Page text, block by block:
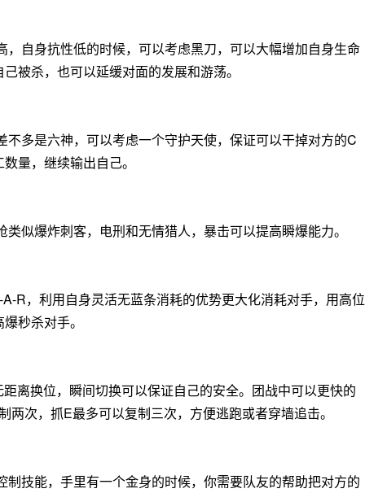
，自身抗性低的时候，可以考虑黑刀，可以大幅增加自身生命
被杀，也可以延缓对面的发展和游荡。
不多是六神，可以考虑一个守护天使，保证可以干掉对方的C
量，继续输出自己。
似爆炸刺客，电刑和无情猎人，暴击可以提高瞬爆能力。
R，利用自身灵活无蓝条消耗的优势更大化消耗对手，用高位
秒杀对手。
离换位，瞬间切换可以保证自己的安全。团战中可以更快的
次，抓E最多可以复制三次，方便逃跑或者穿墙追击。
制技能，手里有一个金身的时候，你需要队友的帮助把对方的